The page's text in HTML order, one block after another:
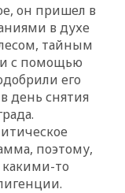
он пришел в
в духе
тайным
с помощью
его
день снятия
поэтому,
какими-то